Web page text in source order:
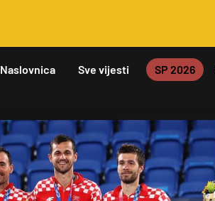
Naslovnica Sve vijesti SP 2026